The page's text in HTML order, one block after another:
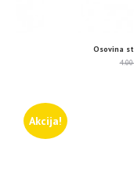
Osovina
4.00
Akcija!